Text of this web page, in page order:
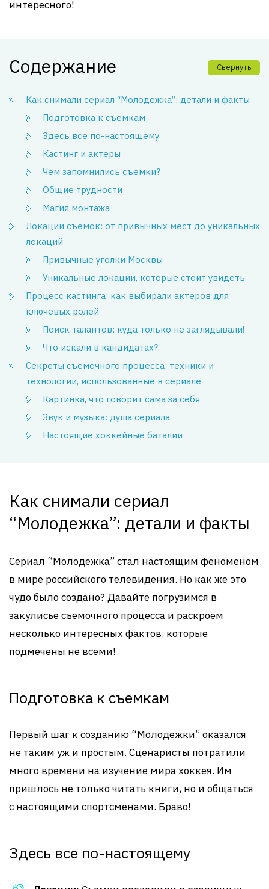
интересного!
Содержание Свернуть
Как снимали сериал “Молодежка”: детали и факты
Подготовка к съемкам
Здесь все по-настоящему
Кастинг и актеры
Чем запомнились съемки?
Общие трудности
Магия монтажа
Локации съемок: от привычных мест до уникальных
локаций
Привычные уголки Москвы
Уникальные локации, которые стоит увидеть
Процесс кастинга: как выбирали актеров для
ключевых ролей
Поиск талантов: куда только не заглядывали!
Что искали в кандидатах?
Секреты съемочного процесса: техники и
технологии, использованные в сериале
Картинка, что говорит сама за себя
Звук и музыка: душа сериала
Настоящие хоккейные баталии
Как снимали сериал
“Молодежка”: детали и факты
Сериал “Молодежка” стал настоящим феноменом
в мире российского телевидения. Но как же это
чудо было создано? Давайте погрузимся в
закулисье съемочного процесса и раскроем
несколько интересных фактов, которые
подмечены не всеми!
Подготовка к съемкам
Первый шаг к созданию “Молодежки” оказался
не таким уж и простым. Сценаристы потратили
много времени на изучение мира хоккея. Им
пришлось не только читать книги, но и общаться
с настоящими спортсменами. Браво!
Здесь все по-настоящему